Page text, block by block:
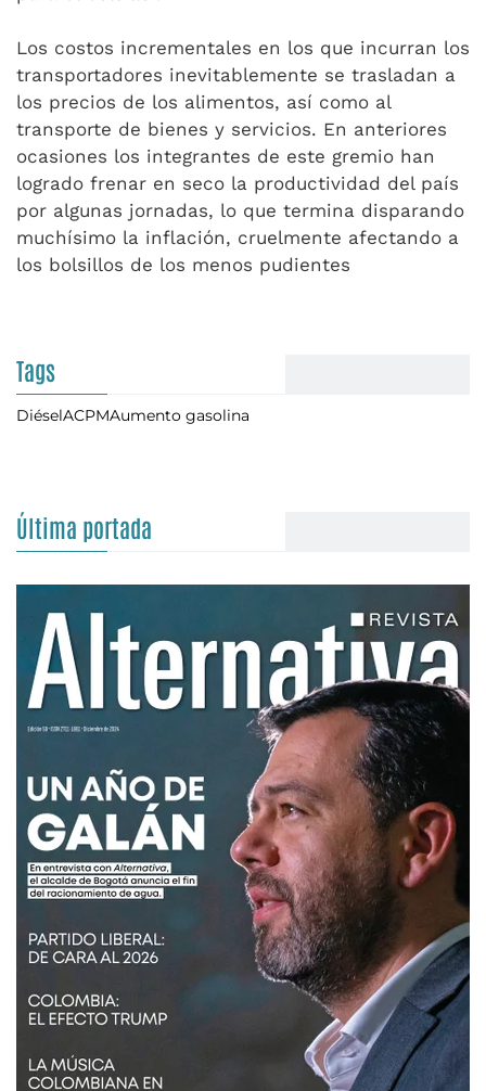
Los costos incrementales en los que incurran los
transportadores inevitablemente se trasladan a
los precios de los alimentos, así como al
transporte de bienes y servicios. En anteriores
ocasiones los integrantes de este gremio han
logrado frenar en seco la productividad del país
por algunas jornadas, lo que termina disparando
muchísimo la inflación, cruelmente afectando a
los bolsillos de los menos pudientes
Tags
DiéselACPMAumento gasolina
Última portada